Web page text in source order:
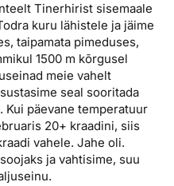
Tinerhirist sisemaale
kuru lähistele ja jäime
taipamata pimeduses,
1500 m kõrgusel
meie vahelt
seal sooritada
päevane temperatuur
20+ kraadini, siis
vahele. Jahe oli.
ja vahtisime, suu